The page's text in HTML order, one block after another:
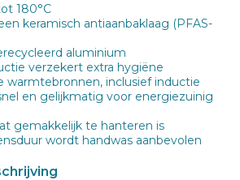
180°C
keramisch antiaanbaklaag (PFAS-
aluminium
verzekert extra hygiëne
warmtebronnen, inclusief inductie
en gelijkmatig voor energiezuinig
gemakkelijk te hanteren is
wordt handwas aanbevolen